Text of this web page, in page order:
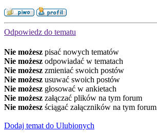
Odpowiedz do tematu
Nie możesz pisać nowych tematów
Nie możesz odpowiadać w tematach
Nie możesz zmieniać swoich postów
Nie możesz usuwać swoich postów
Nie możesz głosować w ankietach
Nie możesz załączać plików na tym forum
Nie możesz ściągać załączników na tym forum
Dodaj temat do Ulubionych